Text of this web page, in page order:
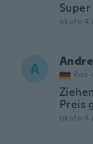
około 4
A Rok
Preis
około 4